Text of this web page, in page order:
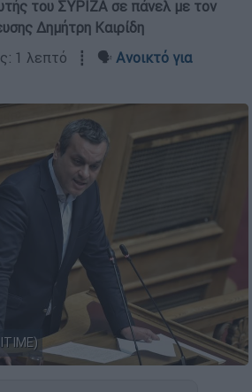
του ΣΥΡΙΖΑ σε πάνελ με τον
Δημήτρη Καιρίδη
1 λεπτό ┋ 🗣️ Ανοικτό για